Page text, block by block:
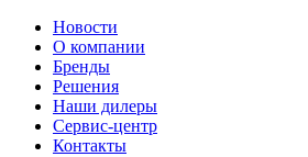
Новости
О компании
Бренды
Решения
Наши дилеры
Сервис-центр
Контакты